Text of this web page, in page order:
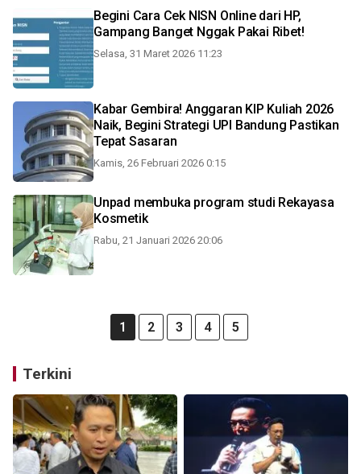
Begini Cara Cek NISN Online dari HP,
Gampang Banget Nggak Pakai Ribet!
Selasa, 31 Maret 2026 11:23
Kabar Gembira! Anggaran KIP Kuliah 2026
Naik, Begini Strategi UPI Bandung Pastikan
Tepat Sasaran
Kamis, 26 Februari 2026 0:15
Unpad membuka program studi Rekayasa
Kosmetik
Rabu, 21 Januari 2026 20:06
1 2 3 4 5
Terkini